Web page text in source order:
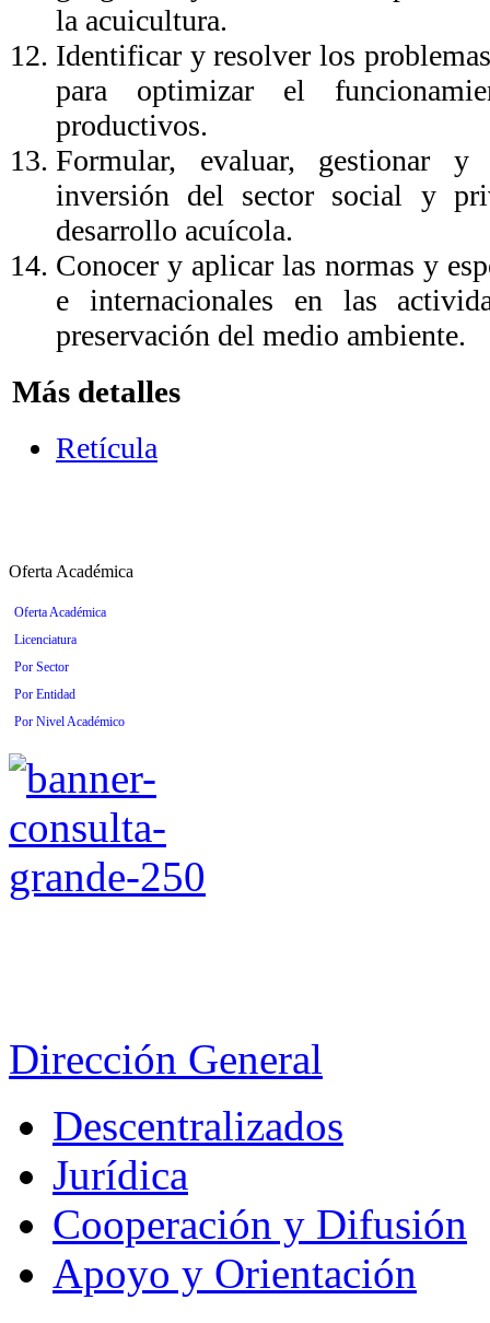
la acuicultura.
Identificar y resolver los
para optimizar el
productivos.
Formular, evaluar, gestionar y
inversión del sector social y
desarrollo acuícola.
Conocer y aplicar las normas y
e internacionales en las
preservación del medio ambiente.
Más detalles
Retícula
Oferta Académica
Oferta Académica
Licenciatura
Por Sector
Por Entidad
Por Nivel Académico
Dirección General
Descentralizados
Jurídica
Cooperación y Difusión
Apoyo y Orientación